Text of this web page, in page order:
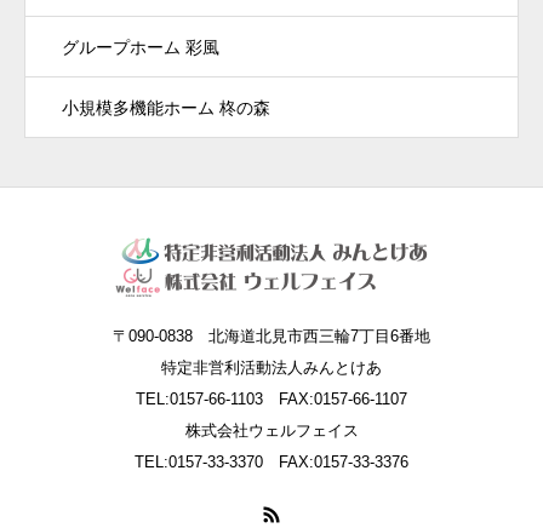
グループホーム 彩風
小規模多機能ホーム 柊の森
〒090-0838 北海道北見市西三輪7丁目6番地
特定非営利活動法人みんとけあ
TEL:0157-66-1103 FAX:0157-66-1107
株式会社ウェルフェイス
TEL:0157-33-3370 FAX:0157-33-3376